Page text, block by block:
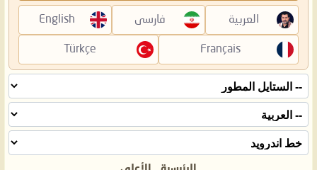
العربية فارسی English
Français
Türkçe